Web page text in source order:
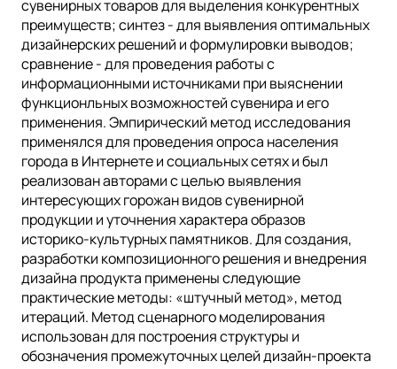
сувенирных товаров для выделения конкурентных
преимуществ; синтез - для выявления оптимальных
дизайнерских решений и формулировки выводов;
сравнение - для проведения работы с
информационными источниками при выяснении
функционльных возможностей сувенира и его
применения. Эмпирический метод исследования
применялся для проведения опроса населения
города в Интернете и социальных сетях и был
реализован авторами с целью выявления
интересующих горожан видов сувенирной
продукции и уточнения характера образов
историко-культурных памятников. Для создания,
разработки композиционного решения и внедрения
дизайна продукта применены следующие
практические методы: «штучный метод», метод
итераций. Метод сценарного моделирования
использован для построения структуры и
обозначения промежуточных целей дизайн-проекта